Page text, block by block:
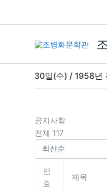
월 30일(수) / 1958년 작
공지사항
전체 117
번
호
제목